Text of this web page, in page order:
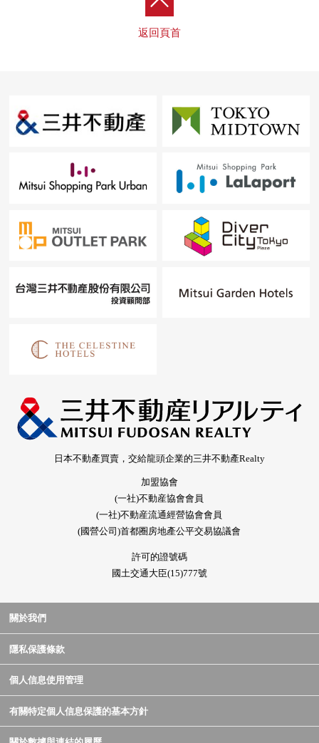
返回頁首
日本不動產買賣，交給龍頭企業的三井不動產Realty
加盟協會
(一社)不動産協會會員
(一社)不動産流通經營協會會員
(國營公司)首都圈房地產公平交易協議會
許可的證號碼
國土交通大臣(15)777號
關於我們
隱私保護條款
個人信息使用管理
有關特定個人信息保護的基本方針